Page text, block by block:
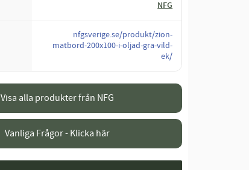
NFG
nfgsverige.se/produkt/zion-
matbord-200x100-i-oljad-gra-vild-
ek/
Visa alla produkter från NFG
Vanliga Frågor - Klicka här